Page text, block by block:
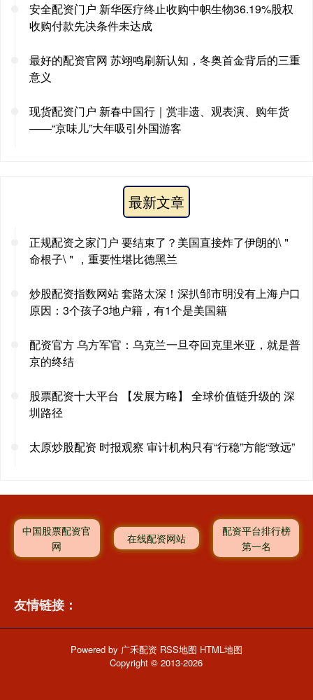
安全配资门户 新华医疗终止收购中帜生物36.19%股权
收购付款先决条件未达成
最好的配资官网 苏翊鸣刷新认知，冬奥首金背后的三重
意义
现货配资门户 新春中国行｜赏非遗、观表演、购年货
——“京味儿”大年吸引外国游客
最新文章
正规配资之家门户 要结束了？美国直接炸了伊朗的\＂
命根子\＂，重要性堪比德黑兰
炒股配资指数网站 套路太深！深扒邹市明没有上海户口
原因：3个孩子3地户籍，有1个是美国籍
配资官方 乌方军官：乌克兰一旦夺回克里米亚，就是普
京的终结
股票配资十大平台 【发展方略】 全球价值链升级的 深
圳路径
太原炒股配资 时报观察 审计机构只有“行稳”方能“致远”
中国股票配资官
网
在线配资网站
配资平台排行榜
第一名
友情链接：
Powered by 广禾配资 RSS地图 HTML地图
Copyright© 2013-2026